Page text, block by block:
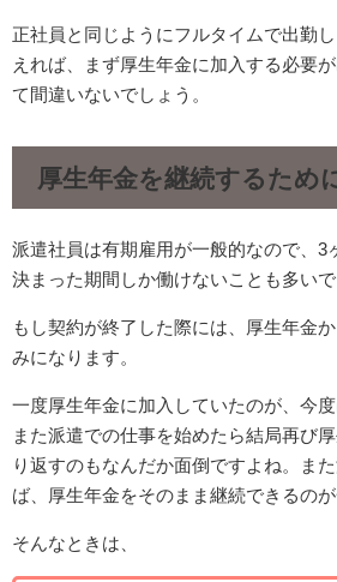
正社員と同じようにフルタイムで出勤
えれば、まず厚生年金に加入する必要
て間違いないでしょう。
厚生年金を継続するため
派遣社員は有期雇用が一般的なので、3
決まった期間しか働けないことも多いで
もし契約が終了した際には、厚生年金
みになります。
一度厚生年金に加入していたのが、今度
また派遣での仕事を始めたら結局再び
り返すのもなんだか面倒ですよね。ま
ば、厚生年金をそのまま継続できるの
そんなときは、